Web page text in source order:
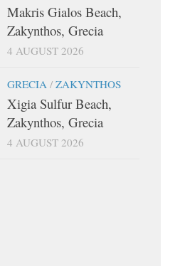
Makris Gialos Beach,
Zakynthos, Grecia
4 AUGUST 2026
GRECIA / ZAKYNTHOS
Xigia Sulfur Beach,
Zakynthos, Grecia
4 AUGUST 2026